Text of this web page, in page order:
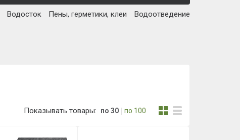
Водосток Пены, герметики, клеи Водоотведение
Показывать товары: по 30 по 100